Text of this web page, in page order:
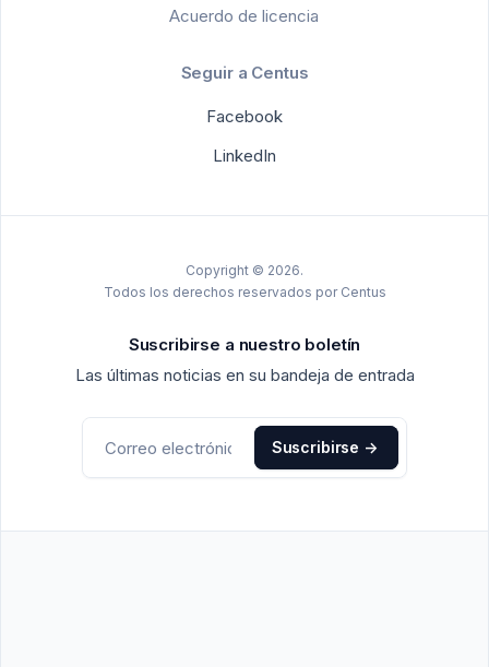
Acuerdo de licencia
Seguir a Centus
Facebook
LinkedIn
Copyright © 2026.
Todos los derechos reservados por Centus
Suscribirse a nuestro boletín
Las últimas noticias en su bandeja de entrada
Suscribirse ->